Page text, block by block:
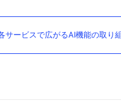
ービスで広がるAI機能の取り